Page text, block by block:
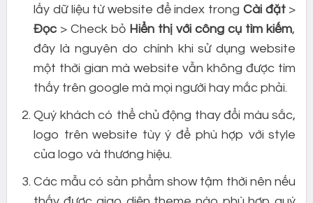
lấy dữ liệu từ website để index trong Cài đặt>
Đọc> Check bỏ Hiển thị với công cụ tìm kiếm,
đây là nguyên do chính khi sử dụng website
một thời gian mà website vẫn không được tìm
thấy trên google mà mọi người hay mắc phải.
Quý khách có thể chủ động thay đổi màu sắc,
logo trên website tùy ý để phù hợp với style
của logo và thương hiệu.
Các mẫu có sản phẩm show tậm thời nên nếu